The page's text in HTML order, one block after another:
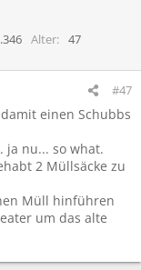
Alter
47
#47
einen Schubbs
ja nu... so what.
2 Müllsäcke zu
Müll hinführen
um das alte